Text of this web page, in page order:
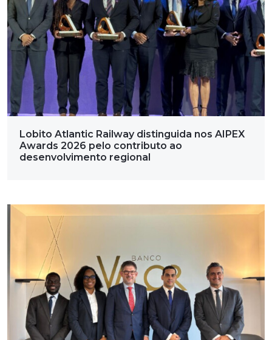
Lobito Atlantic Railway distinguida nos AIPEX
Awards 2026 pelo contributo ao
desenvolvimento regional